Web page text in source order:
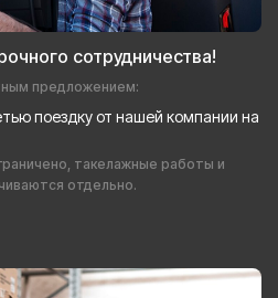
сотрудничества!
предложением:
поездку от нашей компании на
такелажные работы и
отдельно.